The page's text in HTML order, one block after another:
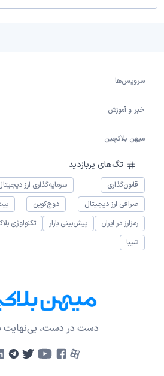
سرویس‌ها
خبر و آموزش
میهن بلاکچین
تگ‌های پربازدید
قانون‌گذاری سرمایه‌گذاری ارز
صرافی ارز دیجیتال
دوج‌کوین
رمزارز در ایران
پیش‌بینی بازار تکنولوژی
شیبا
دست در دست، بی‌نهایت